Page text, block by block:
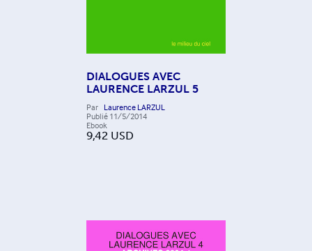
DIALOGUES AVEC
LAURENCE LARZUL 5
Par Laurence LARZUL
Publié 11/5/2014
Ebook
9,42 USD